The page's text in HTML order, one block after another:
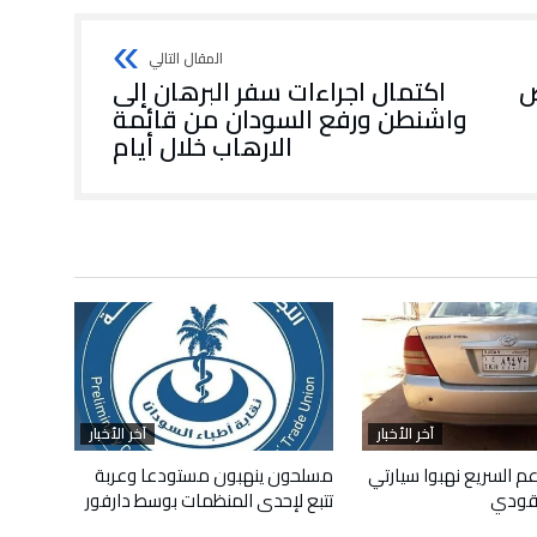
اكتمال اجراءات سفر البرهان إلى
واشنطن ورفع السودان من قائمة
الارهاب خلال أيام
آخر الأخبار
السريع نهبوا سيارتي
آخر الأخبار
مسلحون ينهبون مستودعا وعربة
تتبع لإحدى المنظمات بوسط دارفور